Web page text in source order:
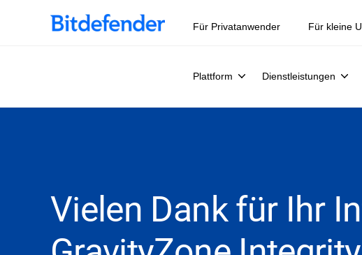
Für Privatanwender Für kleine
Plattform Dienstleistungen
Vielen Dank für Ihr